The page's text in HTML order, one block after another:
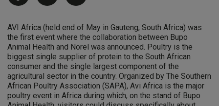
AVI Africa (held end of May in Gauteng, South Africa) was
the first event where the collaboration between Bupo
Animal Health and Norel was announced. Poultry is the
biggest single supplier of protein to the South African
consumer and the single largest component of the
agricultural sector in the country. Organized by The Southern
African Poultry Association (SAPA), Avi Africa is the major
poultry event in Africa during which, on the stand of Bupo